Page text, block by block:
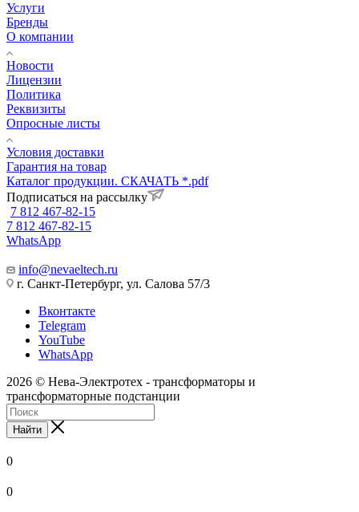
Услуги
Бренды
О компании
Новости
Лицензии
Политика
Реквизиты
Опросные листы
Условия доставки
Гарантия на товар
Каталог продукции. СКАЧАТЬ *.pdf
Подписаться на рассылку
7 812 467-82-15
7 812 467-82-15
WhatsApp
info@nevaeltech.ru
г. Санкт-Петербург, ул. Салова 57/3
Вконтакте
Telegram
YouTube
WhatsApp
2026 © Нева-Электротех - трансформаторы и
трансформаторные подстанции
Найти
0
0